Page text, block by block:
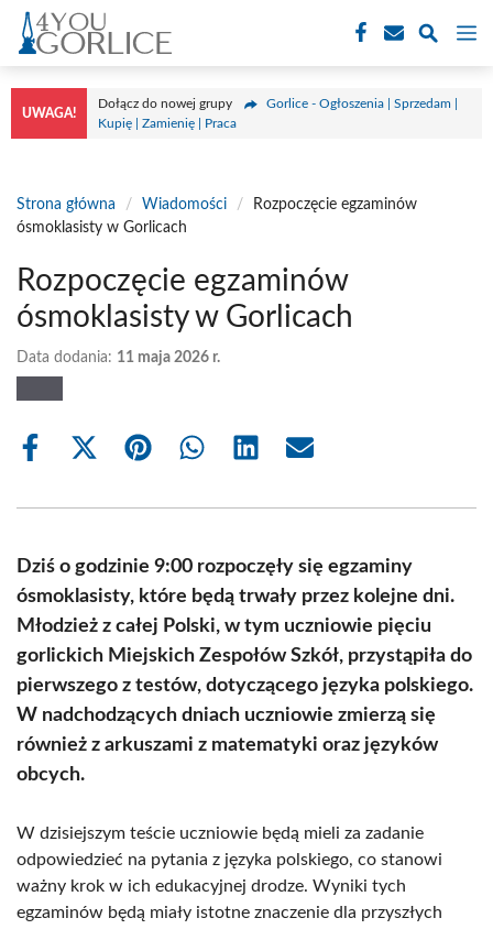
Przejdź
treści
UWAGA!
Dołącz do nowej grupy
Gorlice - Ogłoszenia | Sprzedam |
Kupię | Zamienię | Praca
Strona główna / Wiadomości /
Rozpoczęcie egzaminów
ósmoklasisty w Gorlicach
Rozpoczęcie egzaminów
ósmoklasisty w Gorlicach
Data dodania: 11 maja 2026 r.
Share
Share
(Twitter)
Share Share Share Share
Dziś o godzinie 9:00 rozpoczęły się egzaminy
ósmoklasisty, które będą trwały przez kolejne dni.
Młodzież z całej Polski, w tym uczniowie pięciu
gorlickich Miejskich Zespołów Szkół, przystąpiła do
pierwszego z testów, dotyczącego języka polskiego.
W nadchodzących dniach uczniowie zmierzą się
również z arkuszami z matematyki oraz języków
obcych.
W dzisiejszym teście uczniowie będą mieli za zadanie
odpowiedzieć na pytania z języka polskiego, co stanowi
ważny krok w ich edukacyjnej drodze. Wyniki tych
egzaminów będą miały istotne znaczenie dla przyszłych